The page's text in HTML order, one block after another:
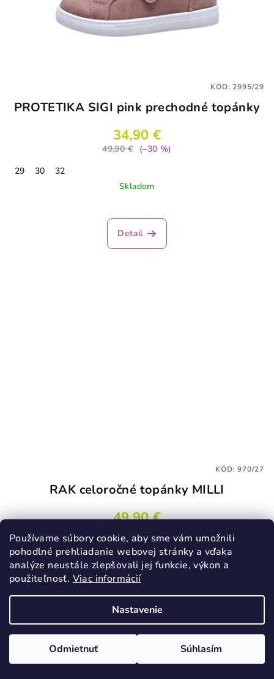
Používame súbory cookie, aby sme vám umožnili
pohodlné prehliadanie webovej stránky a vďaka
analýze neustále zlepšovali jej funkcie, výkon a
použiteľnosť. Viac informácií
Nastavenie
Odmietnuť Súhlasím
PROTETIKA SIGI pink prechodné topánky
34,90 €
49,90 €
(–30 %)
29
30
32
Skladom
Detail
KÓD:2995/29
RAK celoročné topánky MILLI
49,90 €
27
Skladom
Detail
KÓD:970/27
VÝPREDAJ